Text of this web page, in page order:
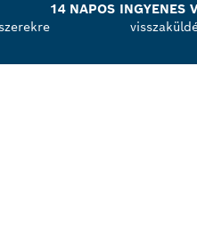
14 NAPOS INGYENES